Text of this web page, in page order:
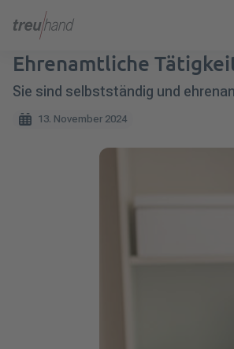
Ehrenamtliche
Sie sind selbstständig und
13. November 2024